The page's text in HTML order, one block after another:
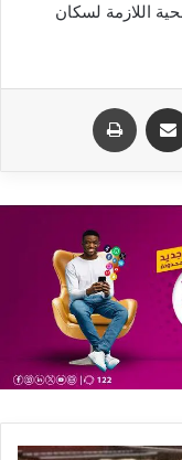
اللازمة لسكان
مشاركة عبر البريد